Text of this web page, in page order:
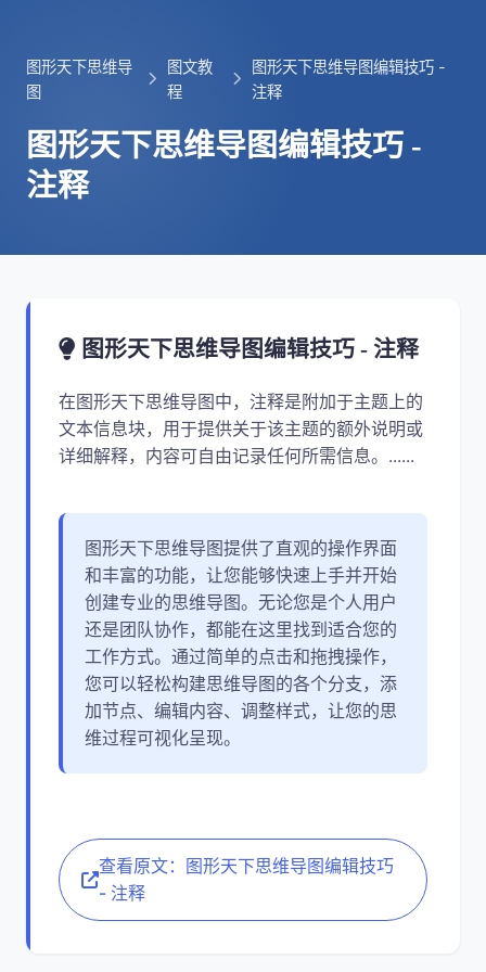
图形天下思维导
图
图文教
程
图形天下思维导图编辑技巧 -
注释
图形天下思维导图编辑技巧 -
注释
图形天下思维导图编辑技巧 - 注释
在图形天下思维导图中，注释是附加于主题上的
文本信息块，用于提供关于该主题的额外说明或
详细解释，内容可自由记录任何所需信息。......
图形天下思维导图提供了直观的操作界面
和丰富的功能，让您能够快速上手并开始
创建专业的思维导图。无论您是个人用户
还是团队协作，都能在这里找到适合您的
工作方式。通过简单的点击和拖拽操作，
您可以轻松构建思维导图的各个分支，添
加节点、编辑内容、调整样式，让您的思
维过程可视化呈现。
查看原文：图形天下思维导图编辑技巧
- 注释